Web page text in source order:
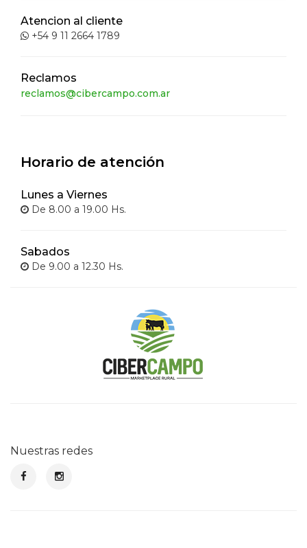
Atencion al cliente
+54 9 11 2664 1789
Reclamos
reclamos@cibercampo.com.ar
Horario de atención
Lunes a Viernes
De 8.00 a 19.00 Hs.
Sabados
De 9.00 a 12.30 Hs.
Nuestras redes